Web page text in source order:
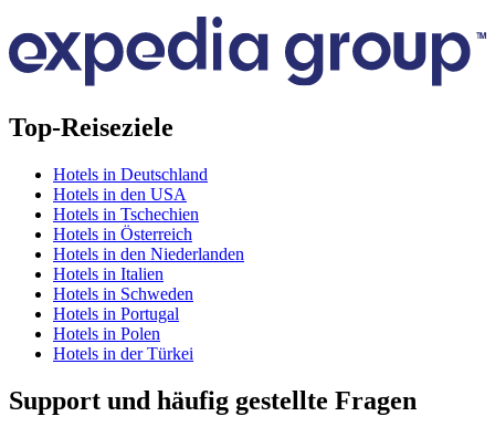
Top-Reiseziele
Hotels in Deutschland
Hotels in den USA
Hotels in Tschechien
Hotels in Österreich
Hotels in den Niederlanden
Hotels in Italien
Hotels in Schweden
Hotels in Portugal
Hotels in Polen
Hotels in der Türkei
Support und häufig gestellte Fragen